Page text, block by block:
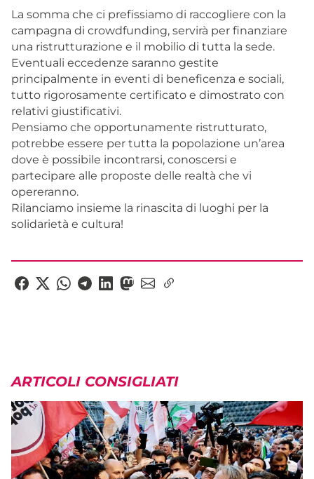
La somma che ci prefissiamo di raccogliere con la
campagna di crowdfunding, servirà per finanziare
una ristrutturazione e il mobilio di tutta la sede.
Eventuali eccedenze saranno gestite
principalmente in eventi di beneficenza e sociali,
tutto rigorosamente certificato e dimostrato con
relativi giustificativi.
Pensiamo che opportunamente ristrutturato,
potrebbe essere per tutta la popolazione un’area
dove è possibile incontrarsi, conoscersi e
partecipare alle proposte delle realtà che vi
opereranno.
Rilanciamo insieme la rinascita di luoghi per la
solidarietà e cultura!
ARTICOLI CONSIGLIATI